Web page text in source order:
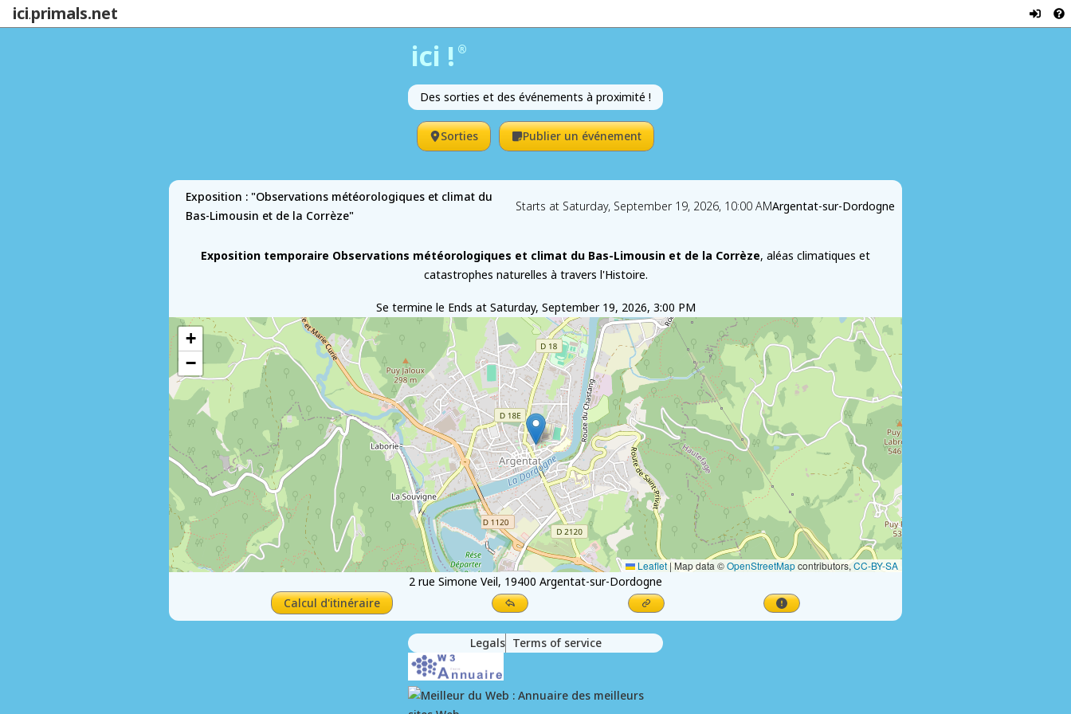
ici.primals.net
ici ! ®
Des sorties et des événements à proximité !
Sorties Publier un événement
Exposition : "Observations météorologiques et climat du
Bas-Limousin et de la Corrèze"
Starts at Saturday, September 19, 2026, 10:00 AMArgentat-sur-Dordogne
Exposition temporaire Observations météorologiques et climat du Bas-Limousin et de la Corrèze, aléas climatiques et
catastrophes naturelles à travers l'Histoire.
Se termine le Ends at Saturday, September 19, 2026, 3:00 PM
+
−
Leaflet |Map data ©OpenStreetMapcontributors,CC-BY-SA
2 rue Simone Veil, 19400 Argentat-sur-Dordogne
Calcul d'itinéraire
Legals Terms of service